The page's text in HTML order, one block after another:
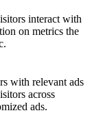
interact with
on metrics the
with relevant ads
across
ads.